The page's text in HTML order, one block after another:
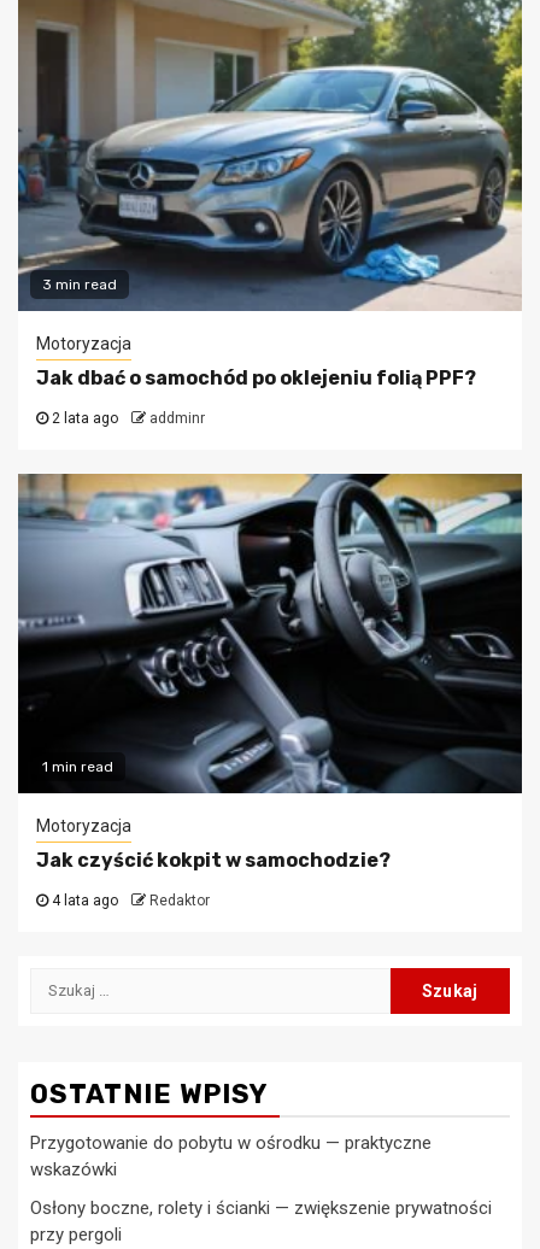
3 min read
Motoryzacja
Jak dbać o samochód po oklejeniu folią PPF?
2 lata ago addminr
1 min read
Motoryzacja
Jak czyścić kokpit w samochodzie?
4 lata ago Redaktor
Szukaj:
OSTATNIE WPISY
Przygotowanie do pobytu w ośrodku — praktyczne
wskazówki
Osłony boczne, rolety i ścianki — zwiększenie prywatności
przy pergoli